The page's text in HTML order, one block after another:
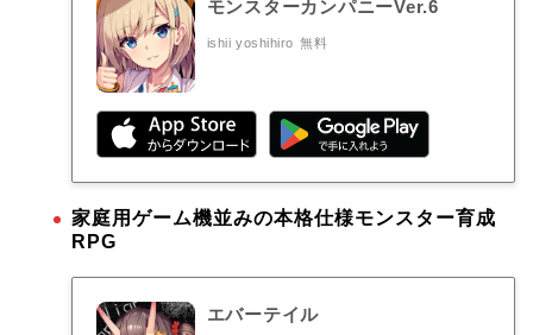
モンスターカンパニーVer.6
ishii yoshihiro 無料
家庭用ゲーム機並みの本格仕様モンスター育成
RPG
エバーテイル